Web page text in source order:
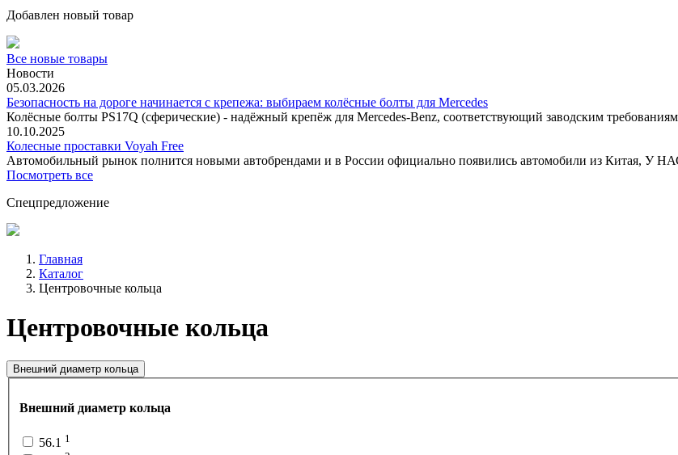
Добавлен новый товар
Все новые товары
Новости
05.03.2026
Безопасность на дороге начинается с крепежа: выбираем колёсные болты для Mercedes
Колёсные болты PS17Q (сферические) - надёжный крепёж для Mercedes‑Benz, соответствующий заводским
10.10.2025
Колесные проставки Voyah Free
Автомобильный рынок полнится новыми автобрендами и в России официально появились автомобили из
Посмотреть все
Спецпредложение
Главная
Каталог
Центровочные кольца
Центровочные кольца
Внешний диаметр кольца
Внешний диаметр кольца
56.1 1